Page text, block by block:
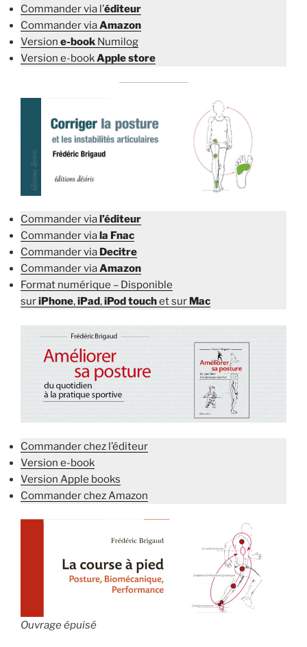
Commander via l’éditeur
Commander viaAmazon
Version e-book Numilog
Version e-bookApple store
Commander via l’éditeur
Commander via la Fnac
Commander via Decitre
Commander viaAmazon
Format numérique – Disponible
suriPhone,iPad,iPod touchet sur Mac
Commander chez l’éditeur
Version e-book
Version Apple books
Commander chez Amazon
Ouvrage épuisé